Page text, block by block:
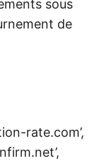
sous
de
rate.com’,